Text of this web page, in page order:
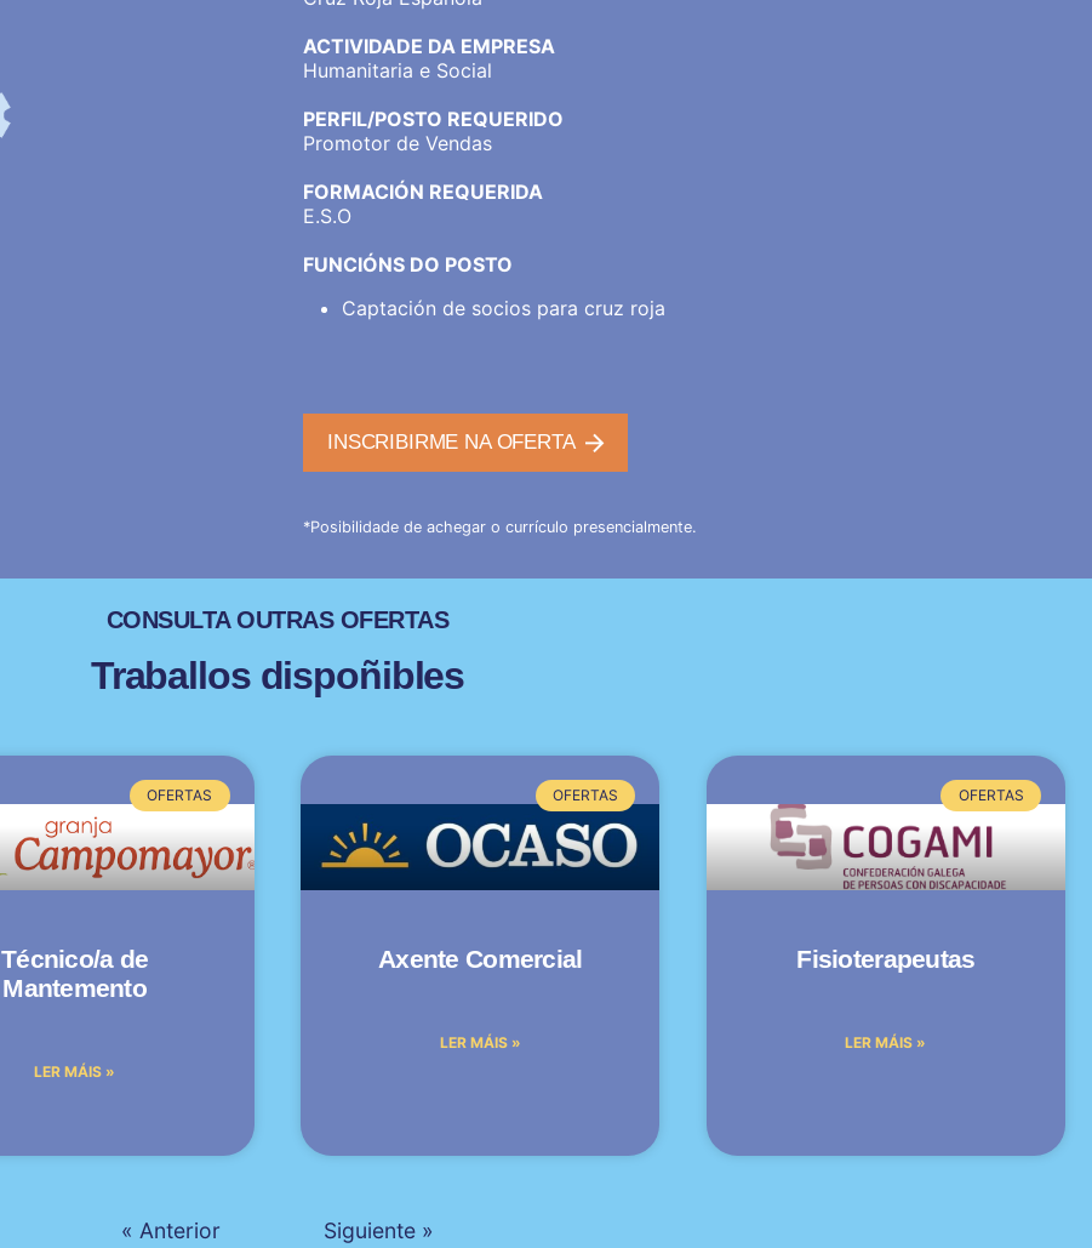
ACTIVIDADE DA EMPRESA
Humanitaria e Social
PERFIL/POSTO REQUERIDO
Promotor de Vendas
FORMACIÓN REQUERIDA
E.S.O
FUNCIÓNS DO POSTO
Captación de socios para cruz roja
INSCRIBIRME NA OFERTA
*Posibilidade de achegar o currículo presencialmente.
CONSULTA OUTRAS OFERTAS
Traballos dispoñibles
OFERTAS
Técnico/a de
Mantemento
LER MÁIS »
OFERTAS
Axente Comercial
LER MÁIS »
OFERTAS
Fisioterapeutas
LER MÁIS »
« Anterior Siguiente »